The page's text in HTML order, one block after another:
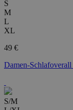
S
M
L
XL
49 €
Damen-Schlafoverall
S/M